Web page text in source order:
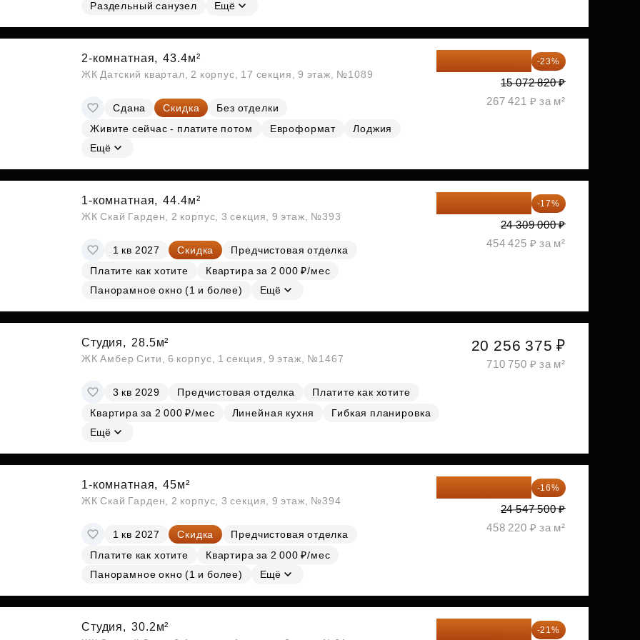
СубсидииРаздельный санузел
Ещё
2-комнатная, 43.4м²
ЖК Датский квартал, 2 корпус, 17 секция, 9 этаж, №1089
Сдана Скидка
Без отделки
Живите сейчас - платите потом
Евроформат
Лоджия
Ещё
-23%
15 072 820 ₽
267 421 ₽ за м²
1-комнатная, 44.4м²
ЖК Скай Гарден, 2 корпус, 3 секция, 9 этаж, №393
1 кв 2027 Скидка
Предчистовая отделка
Платите как хотите
Квартира за 2 000 ₽/мес
Панорамное окно (1 и более)
Ещё
-17%
24 309 000 ₽
454 425 ₽ за м²
Студия, 28.5м²
ЖК Амбер Сити, 6 корпус, 1 секция, 9 этаж, №1467
3 кв 2029 Предчистовая отделка
Платите как хотите
Квартира за 2 000 ₽/мес
Линейная кухня
Гибкая планировка
Ещё
20 256 375 ₽
710 750 ₽ за м²
1-комнатная, 45м²
ЖК Скай Гарден, 2 корпус, 3 секция, 9 этаж, №394
1 кв 2027 Скидка
Предчистовая отделка
Платите как хотите
Квартира за 2 000 ₽/мес
Панорамное окно (1 и более)
Ещё
-16%
24 547 500 ₽
458 220 ₽ за м²
Студия, 30.2м² -21%